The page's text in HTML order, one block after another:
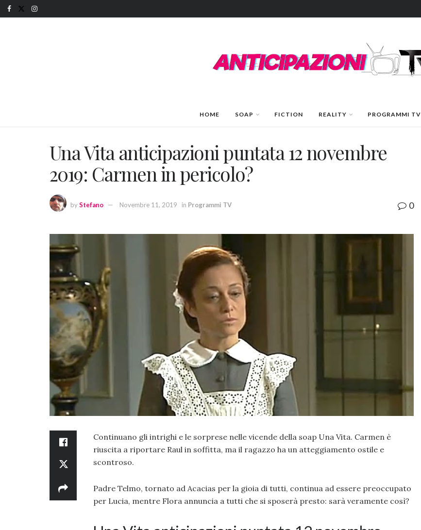
HOME SOAP FICTION REALITY PROGRAMMI TV
Una Vita anticipazioni puntata 12 novembre
2019: Carmen in pericolo?
byStefano Novembre 11, 2019 in Programmi TV 0
Continuano gli intrighi e le sorprese nelle vicende della soap Una Vita. Carmen è
riuscita a riportare Raul in soffitta, ma il ragazzo ha un atteggiamento ostile e
scontroso.
Padre Telmo, tornato ad Acacias per la gioia di tutti, continua ad essere preoccupato
per Lucia, mentre Flora annuncia a tutti che si sposerà presto: sarà veramente così?